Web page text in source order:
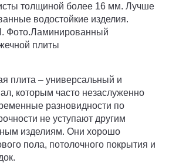
толщиной более 16 мм. Лучше
водостойкие изделия.
Фото.Ламинированный
плиты
плита – универсальный и
которым часто незаслуженно
разновидности по
не уступают другим
изделиям. Они хорошо
пола, потолочного покрытия и